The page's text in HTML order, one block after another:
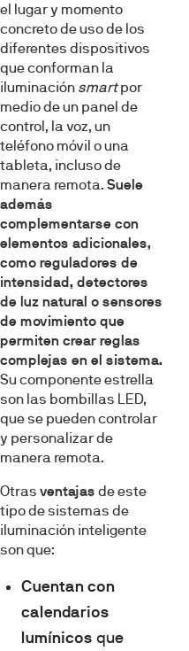
el lugar y momento
concreto de uso de los
diferentes dispositivos
que conforman la
iluminación smartpor
medio de un panel de
control, la voz, un
teléfono móvil o una
tableta, incluso de
manera remota. Suele
además
complementarse con
elementos adicionales,
como reguladores de
intensidad, detectores
de luz natural o sensores
de movimiento que
permiten crear reglas
complejas en el sistema.
Su componente estrella
son las bombillas LED,
que se pueden controlar
y personalizar de
manera remota.
Otras ventajas de este
tipo de sistemas de
iluminación inteligente
son que:
Cuentan con
calendarios
lumínicos que